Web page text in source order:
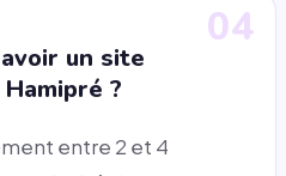
04
un site
?
entre 2 et 4